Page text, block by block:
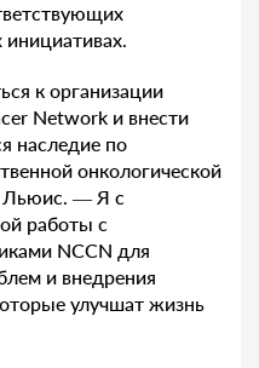
инициативах.
к организации
Network и внести
наследие по
онкологической
Льюис. — Я с
работы с
NCCN для
и внедрения
улучшат жизнь